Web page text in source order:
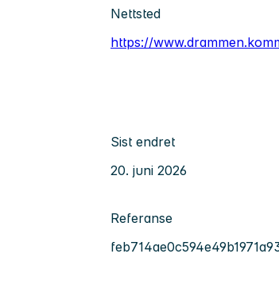
Nettsted
https://
Sist endret
20. juni 2026
Referanse